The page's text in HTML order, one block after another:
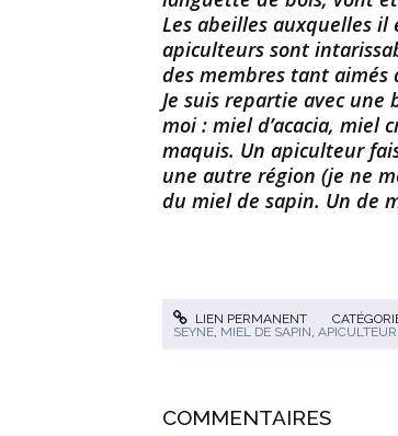
Les abeilles auxquelles
apiculteurs sont
des membres tant aimés
Je suis repartie avec
moi : miel d’acacia, miel
maquis. Un apiculteur
une autre région (je ne
du miel de sapin. Un de
LIEN PERMANENT
SEYNE, MIEL DE SAPIN,
COMMENTAIRES